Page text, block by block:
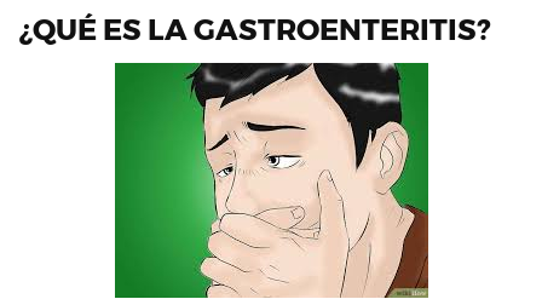
¿QUÉ ES LA GASTROENTERITIS?